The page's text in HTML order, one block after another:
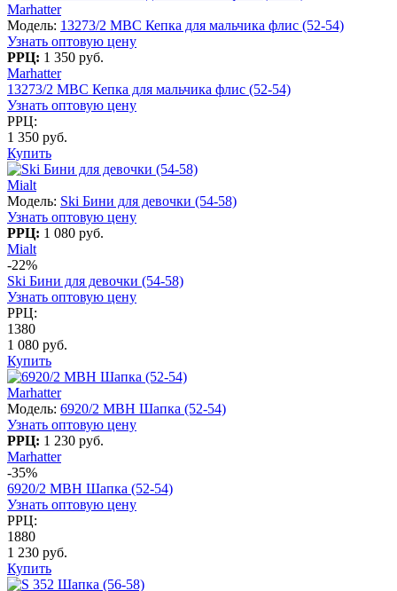
Marhatter
Модель: 13273/2 MBC Кепка для мальчика флис (52-54)
Узнать оптовую цену
РРЦ: 1 350 руб.
Marhatter
13273/2 MBC Кепка для мальчика флис (52-54)
Узнать оптовую цену
РРЦ:
1 350 руб.
Купить
Mialt
Модель: Ski Бини для девочки (54-58)
Узнать оптовую цену
РРЦ: 1 080 руб.
Mialt
-22%
Ski Бини для девочки (54-58)
Узнать оптовую цену
РРЦ:
1380
1 080 руб.
Купить
Marhatter
Модель: 6920/2 MBH Шапка (52-54)
Узнать оптовую цену
РРЦ: 1 230 руб.
Marhatter
-35%
6920/2 MBH Шапка (52-54)
Узнать оптовую цену
РРЦ:
1880
1 230 руб.
Купить